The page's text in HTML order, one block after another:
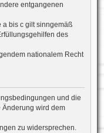
entgangenen
a bis c gilt sinngemäß
des
nationalem Recht
und die
Änderung wird dem
zu widersprechen.